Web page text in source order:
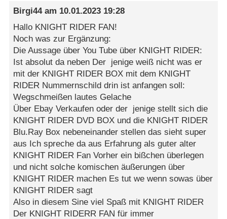
Birgi44am 10.01.2023 19:28
Hallo KNIGHT RIDER FAN!
Noch was zur Ergänzung:
Die Aussage über You Tube über KNIGHT RIDER:
Ist absolut da neben Der jenige weiß nicht was er
mit der KNIGHT RIDER BOX mit dem KNIGHT
RIDER Nummernschild drin ist anfangen soll:
Wegschmeißen lautes Gelache
Über Ebay Verkaufen oder der jenige stellt sich die
KNIGHT RIDER DVD BOX und die KNIGHT RIDER
Blu.Ray Box nebeneinander stellen das sieht super
aus Ich spreche da aus Erfahrung als guter alter
KNIGHT RIDER Fan Vorher ein bißchen überlegen
und nicht solche komischen äußerungen über
KNIGHT RIDER machen Es tut we wenn sowas über
KNIGHT RIDER sagt
Also in diesem Sine viel Spaß mit KNIGHT RIDER
Der KNIGHT RIDERR FAN für immer